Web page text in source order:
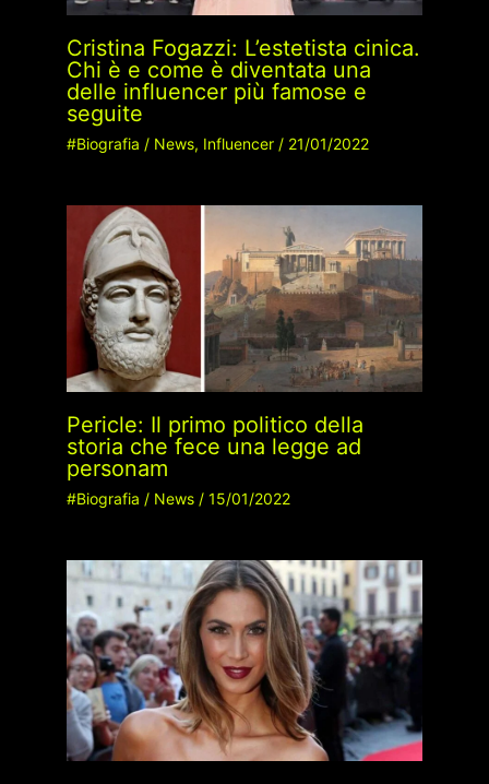
Cristina Fogazzi: L’estetista cinica.
Chi è e come è diventata una
delle influencer più famose e
seguite
#Biografia / News, Influencer/ 21/01/2022
Pericle: Il primo politico della
storia che fece una legge ad
personam
#Biografia / News/ 15/01/2022